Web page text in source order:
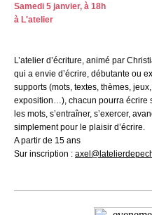
Samedi 5 janvier, à 18h
à L'atelier
L’atelier d’écriture, animé par
qui a envie d’écrire, débutante ou
supports (mots, textes, thèmes,
exposition…), chacun pourra écrire
les mots, s’entraîner, s’exercer,
simplement pour le plaisir d’écrire.
A partir de 15 ans
Sur inscription :